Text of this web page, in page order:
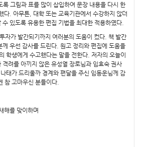
그림과 표를 많이 삽입하여 문장 내용을 다시 한
다. 아무튼, 대학 또는 교육기관에서 수강하지 않더
있도록 유용한 편집 기법을 최대한 적용하였다.
자가 발간되기까지 여러분의 도움이 컸다. 책 발간
우선 감사를 드린다. 원고 정리와 편집에 도움을
학생에게 수고했다는 말을 전한다. 저자의 오늘이
격려를 아끼지 않은 유성열 장로님과 임효숙 권사
태가 드리울까 경계와 편달을 주신 임동운님께 감
참 고마우신 분들이다.
해를 맞이하며